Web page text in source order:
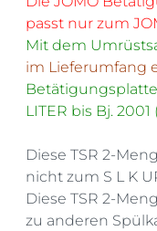
passt nur zum
Mit dem
im Lieferumfang
LITER bis Bj. 2001
Diese TSR 2-
nicht zum S L K
Diese TSR 2-
zu anderen